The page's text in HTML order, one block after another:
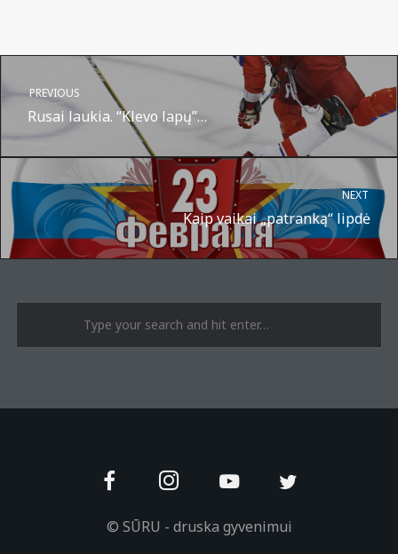
A post shared by Suru.lt - music multiactivity (@surufortherecord)
PREVIOUS
Rusai laukia. “Klevo lapų”…
NEXT
Kaip vaikai „patranką“ lipdė
© SŪRU - druska gyvenimui